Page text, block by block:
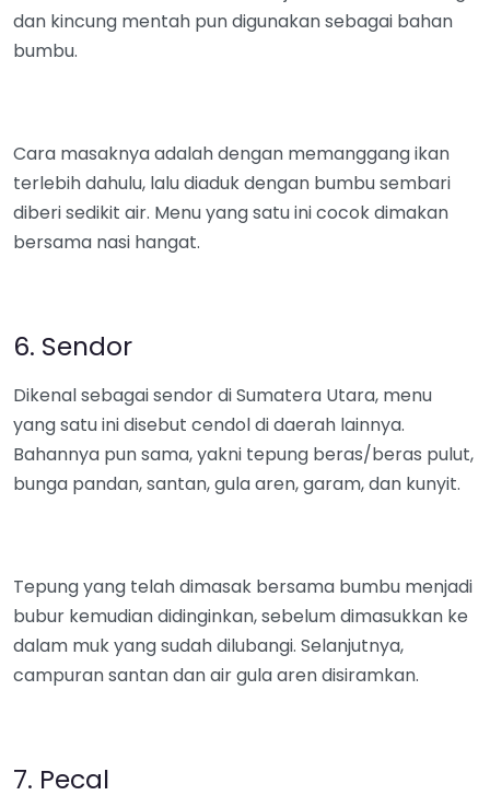
dan kincung mentah pun digunakan sebagai bahan
bumbu.
Cara masaknya adalah dengan memanggang ikan
terlebih dahulu, lalu diaduk dengan bumbu sembari
diberi sedikit air. Menu yang satu ini cocok dimakan
bersama nasi hangat.
6. Sendor
Dikenal sebagai sendor di Sumatera Utara, menu
yang satu ini disebut cendol di daerah lainnya.
Bahannya pun sama, yakni tepung beras/beras pulut,
bunga pandan, santan, gula aren, garam, dan kunyit.
Tepung yang telah dimasak bersama bumbu menjadi
bubur kemudian didinginkan, sebelum dimasukkan ke
dalam muk yang sudah dilubangi. Selanjutnya,
campuran santan dan air gula aren disiramkan.
7. Pecal